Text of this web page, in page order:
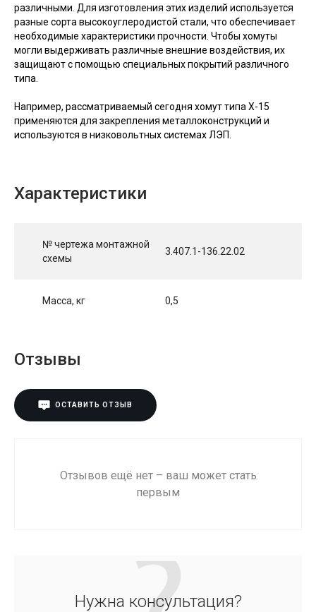
различными. Для изготовления этих изделий используется
разные сорта высокоуглеродистой стали, что обеспечивает
необходимые характеристики прочности. Чтобы хомуты
могли выдерживать различные внешние воздействия, их
защищают с помощью специальных покрытий различного
типа.
Например, рассматриваемый сегодня хомут типа Х-15
применяются для закрепления металлоконструкций и
используются в низковольтных системах ЛЭП.
Характеристики
№ чертежа монтажной
схемы
3.407.1-136.22.02
Масса, кг 0,5
Отзывы
ОСТАВИТЬ ОТЗЫВ
Отзывов ещё нет – ваш может стать
первым
Нужна консультация?